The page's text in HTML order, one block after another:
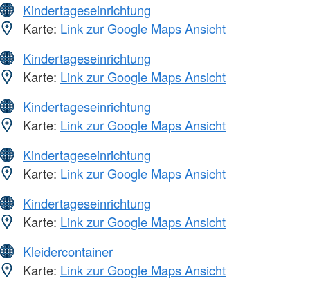
Kindertageseinrichtung
Karte: Link zur Google Maps Ansicht
Kindertageseinrichtung
Karte: Link zur Google Maps Ansicht
Kindertageseinrichtung
Karte: Link zur Google Maps Ansicht
Kindertageseinrichtung
Karte: Link zur Google Maps Ansicht
Kindertageseinrichtung
Karte: Link zur Google Maps Ansicht
Kleidercontainer
Karte: Link zur Google Maps Ansicht